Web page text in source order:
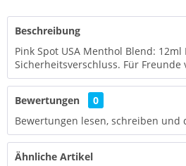
Beschreibung
Pink Spot USA Menthol Blend: 12ml
Sicherheitsverschluss. Für Freunde
Bewertungen
0
Bewertungen lesen, schreiben und
Ähnliche Artikel